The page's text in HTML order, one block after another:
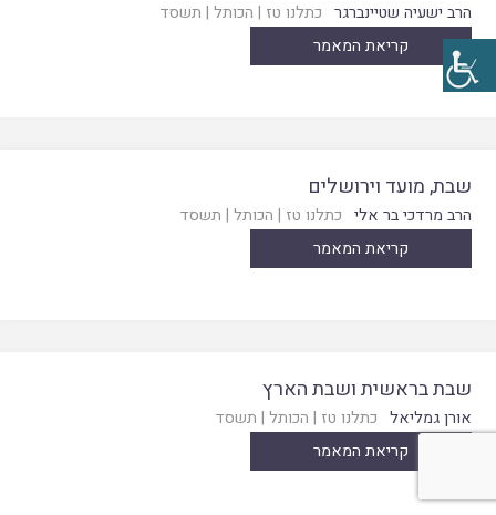
הרב ישעיה שטיינברגר כתלנו טז | הכותל | תשסד
קריאת המאמר
שבת, מועד וירושלים
הרב מרדכי בר אלי כתלנו טז | הכותל | תשסד
קריאת המאמר
שבת בראשית ושבת הארץ
אורן גמליאל כתלנו טז | הכותל | תשסד
קריאת המאמר